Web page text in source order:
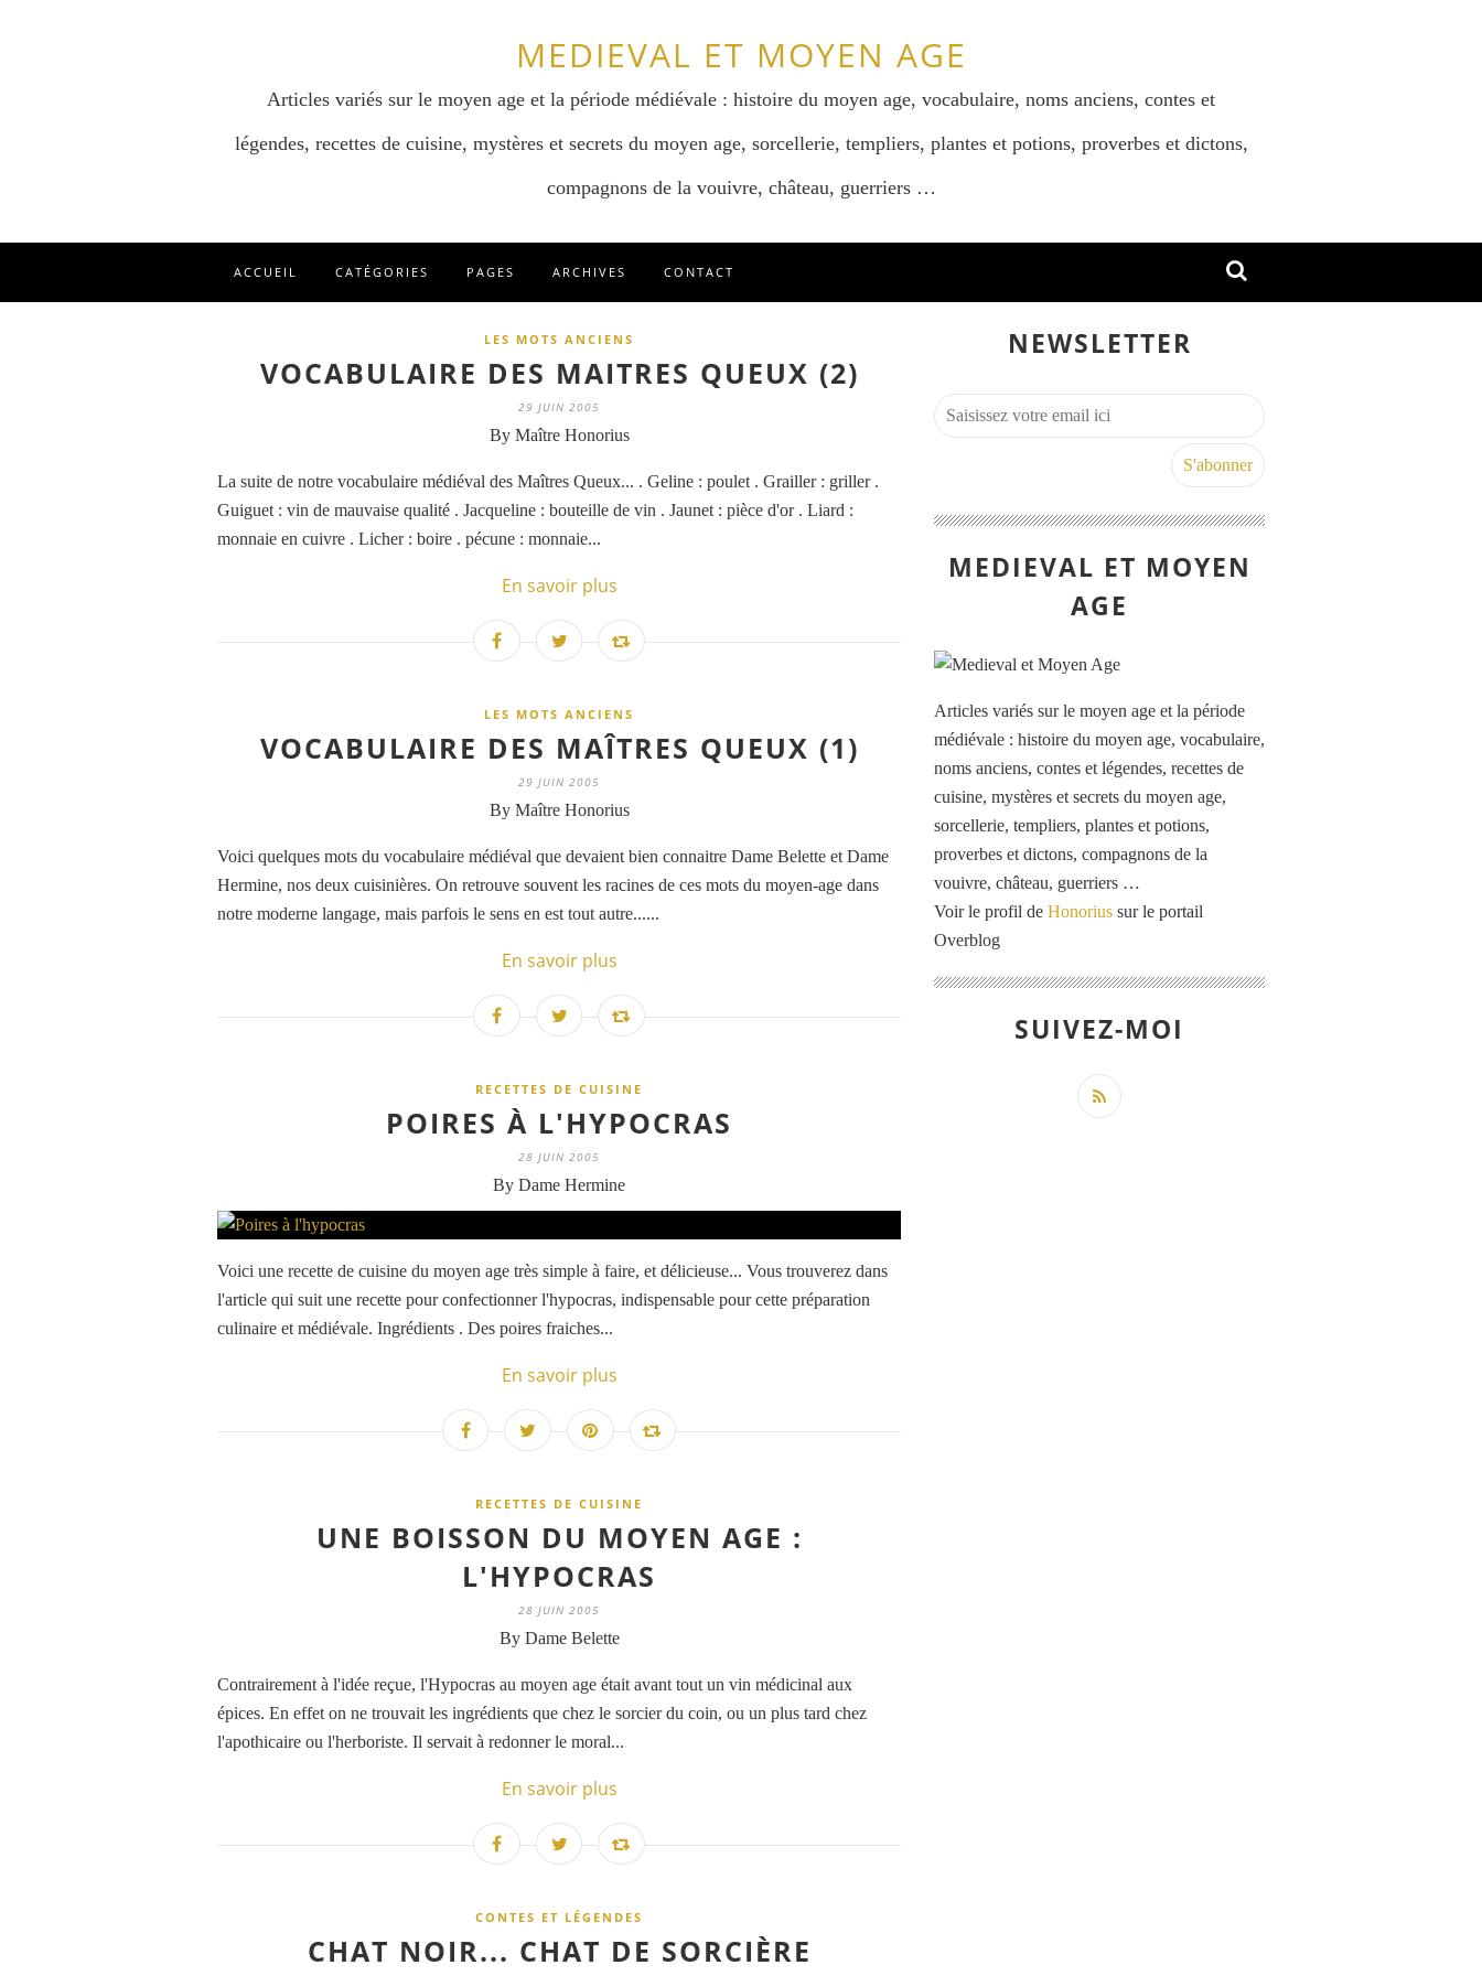
MEDIEVAL ET MOYEN AGE
Articles variés sur le moyen age et la période médiévale : histoire du moyen age, vocabulaire, noms anciens, contes et
légendes, recettes de cuisine, mystères et secrets du moyen age, sorcellerie, templiers, plantes et potions, proverbes et dictons,
compagnons de la vouivre, château, guerriers …
ACCUEIL CATÉGORIES PAGES ARCHIVES CONTACT
LES MOTS ANCIENS
VOCABULAIRE DES MAITRES QUEUX (2)
29 JUIN 2005
By Maître Honorius
La suite de notre vocabulaire médiéval des Maîtres Queux... . Geline : poulet . Grailler : griller .
Guiguet : vin de mauvaise qualité . Jacqueline : bouteille de vin . Jaunet : pièce d'or . Liard :
monnaie en cuivre . Licher : boire . pécune : monnaie...
En savoir plus
LES MOTS ANCIENS
VOCABULAIRE DES MAÎTRES QUEUX (1)
29 JUIN 2005
By Maître Honorius
Voici quelques mots du vocabulaire médiéval que devaient bien connaitre Dame Belette et Dame
Hermine, nos deux cuisinières. On retrouve souvent les racines de ces mots du moyen-age dans
notre moderne langage, mais parfois le sens en est tout autre......
En savoir plus
RECETTES DE CUISINE
POIRES À L'HYPOCRAS
28 JUIN 2005
By Dame Hermine
Voici une recette de cuisine du moyen age très simple à faire, et délicieuse... Vous trouverez dans
l'article qui suit une recette pour confectionner l'hypocras, indispensable pour cette préparation
culinaire et médiévale. Ingrédients . Des poires fraiches...
En savoir plus
RECETTES DE CUISINE
UNE BOISSON DU MOYEN AGE :
L'HYPOCRAS
28 JUIN 2005
By Dame Belette
Contrairement à l'idée reçue, l'Hypocras au moyen age était avant tout un vin médicinal aux
épices. En effet on ne trouvait les ingrédients que chez le sorcier du coin, ou un plus tard chez
l'apothicaire ou l'herboriste. Il servait à redonner le moral...
En savoir plus
CONTES ET LÉGENDES
CHAT NOIR... CHAT DE SORCIÈRE
NEWSLETTER
MEDIEVAL ET MOYEN
AGE
Articles variés sur le moyen age et la période
médiévale : histoire du moyen age, vocabulaire,
noms anciens, contes et légendes, recettes de
cuisine, mystères et secrets du moyen age,
sorcellerie, templiers, plantes et potions,
proverbes et dictons, compagnons de la
vouivre, château, guerriers …
Voir le profil de Honorius sur le portail
Overblog
SUIVEZ-MOI